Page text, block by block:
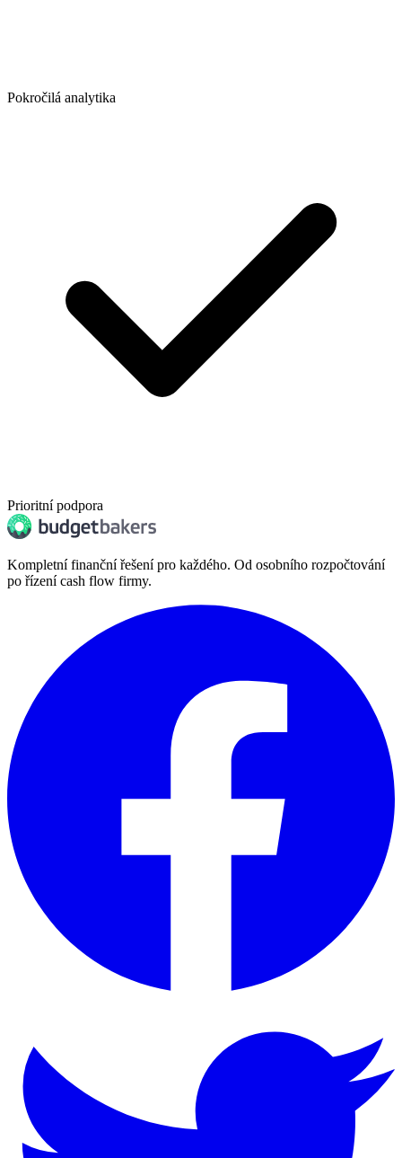
Pokročilá analytika
Prioritní podpora
Kompletní finanční řešení pro každého. Od osobního rozpočtování
po řízení cash flow firmy.